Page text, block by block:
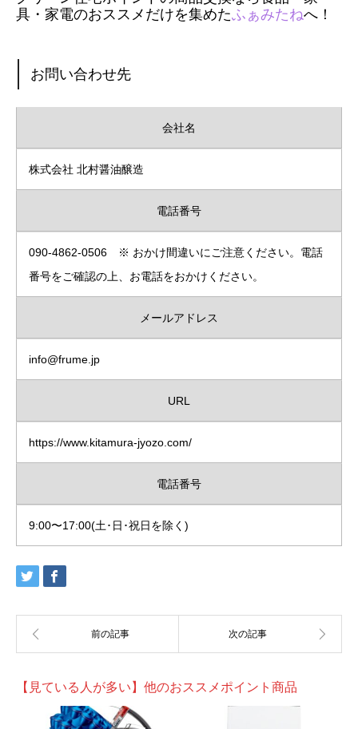
具・家電のおススメだけを集めたふぁみたねへ！
お問い合わせ先
会社名
株式会社 北村醤油醸造
電話番号
090-4862-0506 ※ おかけ間違いにご注意ください。電話
番号をご確認の上、お電話をおかけください。
メールアドレス
info@frume.jp
URL
https://www.kitamura-jyozo.com/
電話番号
9:00〜17:00(土･日･祝日を除く)
【見ている人が多い】他のおススメポイント商品